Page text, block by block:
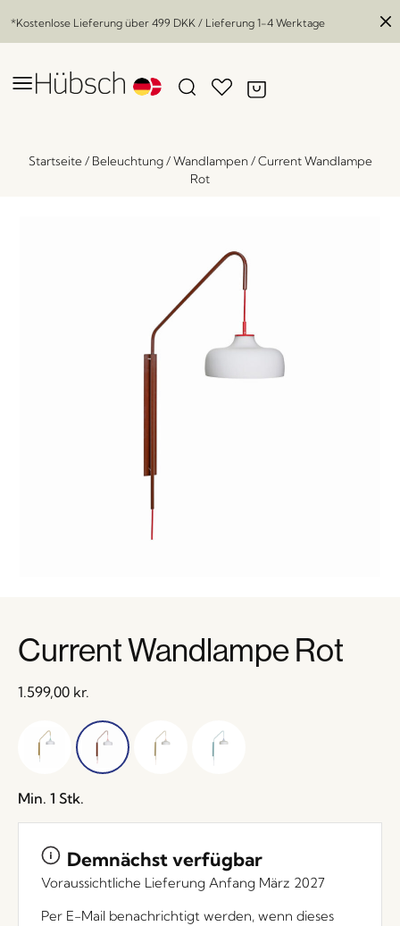
*Kostenlose Lieferung über 499 DKK / Lieferung 1-4 Werktage
Startseite/ Beleuchtung/Wandlampen/Current Wandlampe
Rot
Current Wandlampe Rot
1.599,00 kr.
Min. 1 Stk.
Demnächst verfügbar
Voraussichtliche Lieferung Anfang März 2027
Per E-Mail benachrichtigt werden, wenn dieses